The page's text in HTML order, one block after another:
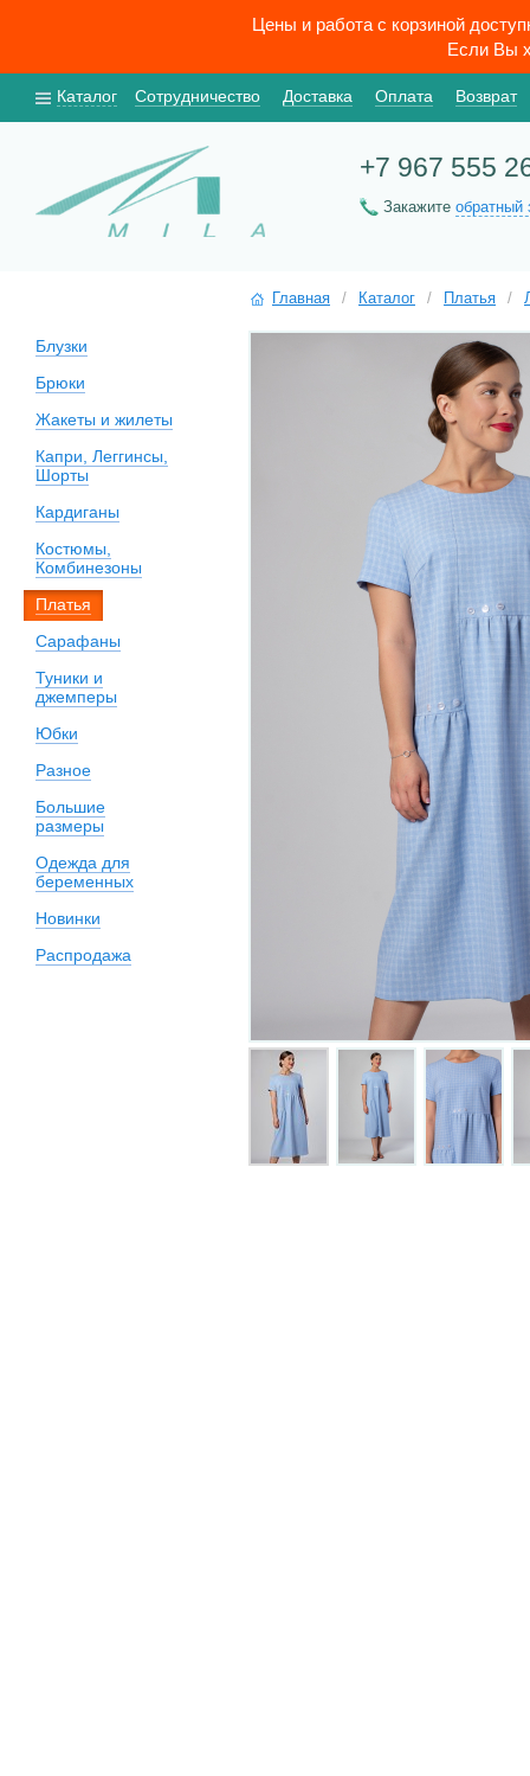
Цены и работа с корзиной
Если Вы
Каталог Сотрудничество Доставка Оплата Возврат
+7 967 555
Закажите обратный
Блузки
Брюки
Жакеты и жилеты
Капри, Леггинсы,
Шорты
Кардиганы
Костюмы,
Комбинезоны
Платья
Сарафаны
Туники и
джемперы
Юбки
Разное
Большие
размеры
Одежда для
беременных
Новинки
Распродажа
Главная / Каталог / Платья /